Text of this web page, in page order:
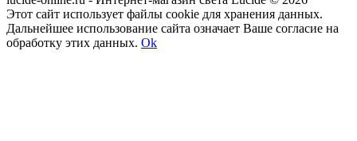
Этот сайт использует файлы cookie для хранения данных.
Дальнейшее использование сайта означает Ваше согласие на
обработку этих данных. Ok